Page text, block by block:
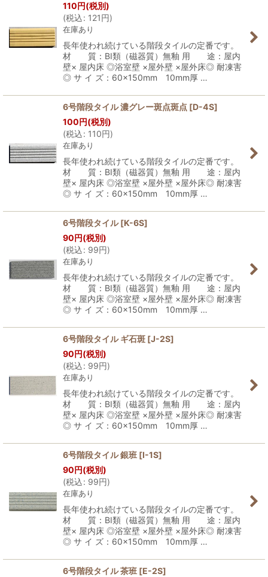
110円(税別)
(税込: 121円)
在庫あり
長年使われ続けている階段タイルの定番です。
材 質：BI類（磁器質）無釉 用 途：屋内
壁× 屋内床 ◎浴室壁 ×屋外壁 ×屋外床◎ 耐凍害
◎ サ イ ズ：60×150mm 10mm厚 …
6号階段タイル 濃グレー斑点斑点 [D-4S]
100円(税別)
(税込: 110円)
在庫あり
長年使われ続けている階段タイルの定番です。
材 質：BI類（磁器質）無釉 用 途：屋内
壁× 屋内床 ◎浴室壁 ×屋外壁 ×屋外床◎ 耐凍害
◎ サ イ ズ：60×150mm 10mm厚 …
6号階段タイル [K-6S]
90円(税別)
(税込: 99円)
在庫あり
長年使われ続けている階段タイルの定番です。
材 質：BI類（磁器質）無釉 用 途：屋内
壁× 屋内床 ◎浴室壁 ×屋外壁 ×屋外床◎ 耐凍害
◎ サ イ ズ：60×150mm 10mm厚 …
6号階段タイル ギ石斑 [J-2S]
90円(税別)
(税込: 99円)
在庫あり
長年使われ続けている階段タイルの定番です。
材 質：BI類（磁器質）無釉 用 途：屋内
壁× 屋内床 ◎浴室壁 ×屋外壁 ×屋外床◎ 耐凍害
◎ サ イ ズ：60×150mm 10mm厚 …
6号階段タイル 銀班 [I-1S]
90円(税別)
(税込: 99円)
在庫あり
長年使われ続けている階段タイルの定番です。
材 質：BI類（磁器質）無釉 用 途：屋内
壁× 屋内床 ◎浴室壁 ×屋外壁 ×屋外床◎ 耐凍害
◎ サ イ ズ：60×150mm 10mm厚 …
6号階段タイル 茶班 [E-2S]